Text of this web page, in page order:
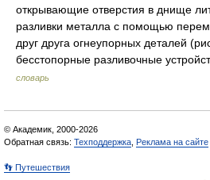
открывающие отверстия в днище
разливки металла с помощью
друг друга огнеупорных деталей
бесстопорные разливочные
словарь
© Академик, 2000-2026
Обратная связь: Техподдержка Реклама на сайте
👣 Путешествия